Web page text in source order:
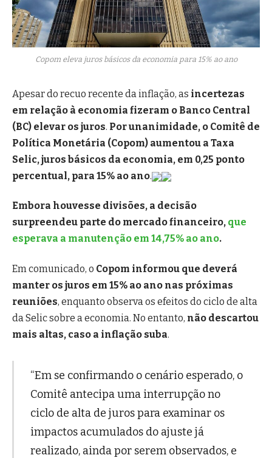
Copom eleva juros básicos da economia para 15% ao ano
Apesar do recuo recente da inflação, as incertezas
em relação à economia fizeram o Banco Central
(BC) elevar os juros. Por unanimidade, o Comitê de
Política Monetária (Copom) aumentou a Taxa
Selic, juros básicos da economia, em 0,25 ponto
percentual, para 15% ao ano.
Embora houvesse divisões, a decisão
surpreendeu parte do mercado financeiro, que
esperava a manutenção em 14,75% ao ano.
Em comunicado, o Copom informou que deverá
manter os juros em 15% ao ano nas próximas
reuniões, enquanto observa os efeitos do ciclo de alta
da Selic sobre a economia. No entanto, não descartou
mais altas, caso a inflação suba.
“Em se confirmando o cenário esperado, o
Comitê antecipa uma interrupção no
ciclo de alta de juros para examinar os
impactos acumulados do ajuste já
realizado, ainda por serem observados, e